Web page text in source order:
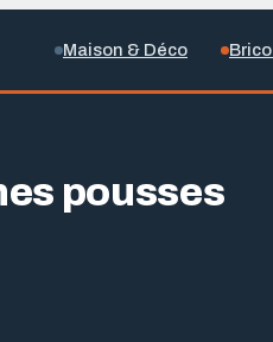
Maison & Déco
pousses